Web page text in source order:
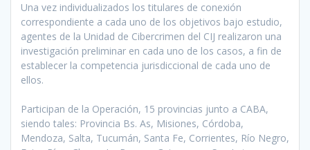
Una vez individualizados los titulares de conexión
correspondiente a cada uno de los objetivos bajo estudio,
agentes de la Unidad de Cibercrimen del CIJ realizaron una
investigación preliminar en cada uno de los casos, a fin de
establecer la competencia jurisdiccional de cada uno de
ellos.
Participan de la Operación, 15 provincias junto a CABA,
siendo tales: Provincia Bs. As, Misiones, Córdoba,
Mendoza, Salta, Tucumán, Santa Fe, Corrientes, Río Negro,